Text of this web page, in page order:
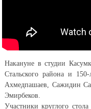
Накануне в студии
Стальского района и
Ахмедпашаев, Сажидин
Эмирбеков.
Участники круглого